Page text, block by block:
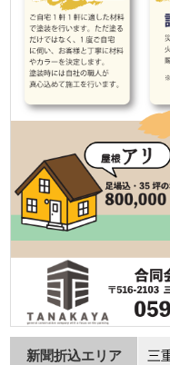
新聞折込エリア 三